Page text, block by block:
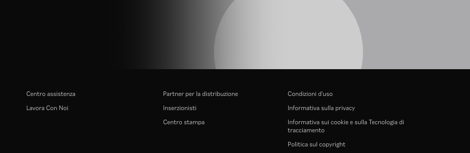
Centro assistenza
Lavora Con Noi
Partner per la distribuzione
Inserzionisti
Centro stampa
Condizioni d'uso
Informativa sulla privacy
Informativa sui cookie e sulla Tecnologia di
tracciamento
Politica sul copyright